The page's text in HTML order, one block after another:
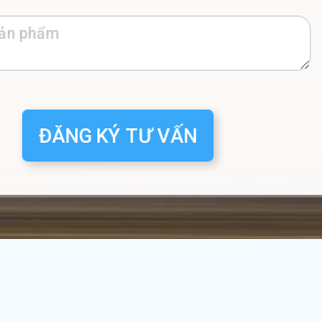
ĐĂNG KÝ TƯ VẤN